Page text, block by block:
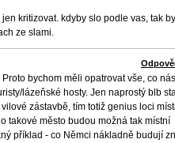
kritizovat. kdyby slo podle vas, tak by
ze slami.
bychom měli opatrovat vše, co nás
lázeňské hosty. Jen naprostý blb
zástavbě, tím totiž genius loci
takové město budou možná tak místní
příklad - co Němci nákladně budují